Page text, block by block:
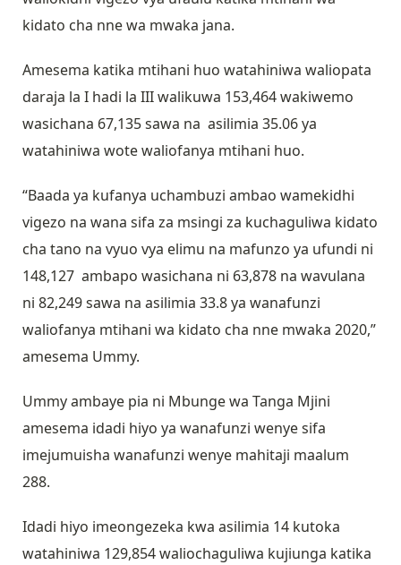
kidato cha nne wa mwaka jana.
Amesema katika mtihani huo watahiniwa waliopata
daraja la I hadi la III walikuwa 153,464 wakiwemo
wasichana 67,135 sawa na asilimia 35.06 ya
watahiniwa wote waliofanya mtihani huo.
“Baada ya kufanya uchambuzi ambao wamekidhi
vigezo na wana sifa za msingi za kuchaguliwa kidato
cha tano na vyuo vya elimu na mafunzo ya ufundi ni
148,127 ambapo wasichana ni 63,878 na wavulana
ni 82,249 sawa na asilimia 33.8 ya wanafunzi
waliofanya mtihani wa kidato cha nne mwaka 2020,”
amesema Ummy.
Ummy ambaye pia ni Mbunge wa Tanga Mjini
amesema idadi hiyo ya wanafunzi wenye sifa
imejumuisha wanafunzi wenye mahitaji maalum
288.
Idadi hiyo imeongezeka kwa asilimia 14 kutoka
watahiniwa 129,854 waliochaguliwa kujiunga katika